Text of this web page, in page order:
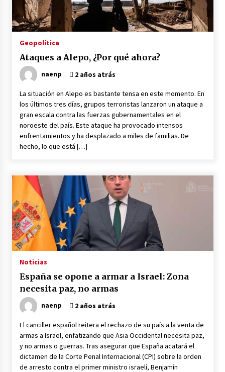
Brasil reduce diplomacia con Argentina por
insultos de Milei
Irán a EEUU: No está lejano el día en que serán
expulsados de región
La solidaridad con Cuba en la picota de Trump-
Rubio
9 horas atrás
9 horas atrás
El Senado argentino define la ley que amplía la
compra de tierras rurales por capitales
extranjeros
9 horas atrás
2 días atrás
Milei vuelve a insultar a Lula y desafía las
críticas de Brasil
Petro: “Genocida” Netanyahu está detrás de
crisis migratoria en España
2 días atrás
Geopolítica
Ataques a Alepo, ¿Por qué ahora?
naenp 2 años atrás
La situación en Alepo es bastante tensa en este momento. En
los últimos tres días, grupos terroristas lanzaron un ataque a
gran escala contra las fuerzas gubernamentales en el
noroeste del país. Este ataque ha provocado intensos
enfrentamientos y ha desplazado a miles de familias. De
hecho, lo que está […]
Noticias
España se opone a armar a Israel: Zona
necesita paz, no armas
naenp 2 años atrás
El canciller español reitera el rechazo de su país a la venta de
armas a Israel, enfatizando que Asia Occidental necesita paz,
y no armas o guerras. Tras asegurar que España acatará el
dictamen de la Corte Penal Internacional (CPI) sobre la orden
de arresto contra el primer ministro israelí, Benjamín